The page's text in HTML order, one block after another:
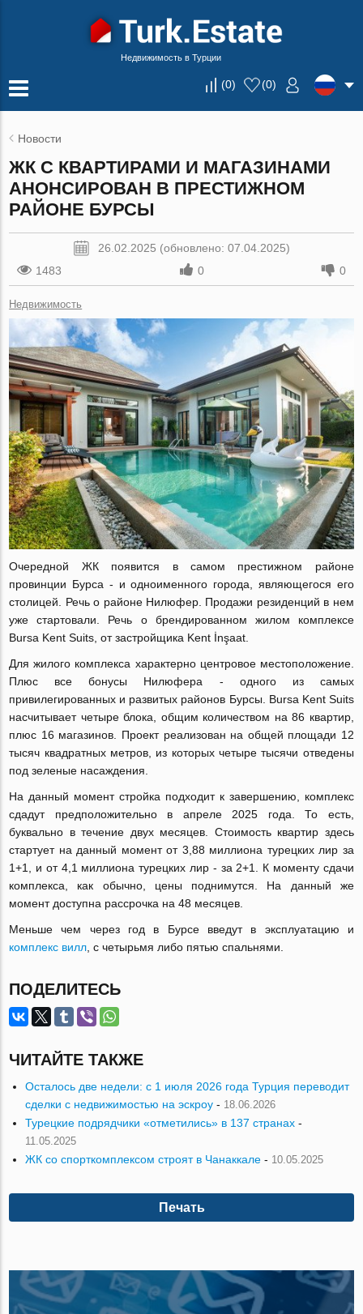
Недвижимость в Турции
(0) (0)
Новости
ЖК С КВАРТИРАМИ И МАГАЗИНАМИ
АНОНСИРОВАН В ПРЕСТИЖНОМ
РАЙОНЕ БУРСЫ
26.02.2025 (обновлено: 07.04.2025)
1483
0 0
Недвижимость
Очередной ЖК появится в самом престижном районе
провинции Бурса - и одноименного города, являющегося его
столицей. Речь о районе Нилюфер. Продажи резиденций в нем
уже стартовали. Речь о брендированном жилом комплексе
Bursa Kent Suits, от застройщика Kent İnşaat.
Для жилого комплекса характерно центровое местоположение.
Плюс все бонусы Нилюфера - одного из самых
привилегированных и развитых районов Бурсы. Bursa Kent Suits
насчитывает четыре блока, общим количеством на 86 квартир,
плюс 16 магазинов. Проект реализован на общей площади 12
тысяч квадратных метров, из которых четыре тысячи отведены
под зеленые насаждения.
На данный момент стройка подходит к завершению, комплекс
сдадут предположительно в апреле 2025 года. То есть,
буквально в течение двух месяцев. Стоимость квартир здесь
стартует на данный момент от 3,88 миллиона турецких лир за
1+1, и от 4,1 миллиона турецких лир - за 2+1. К моменту сдачи
комплекса, как обычно, цены поднимутся. На данный же
момент доступна рассрочка на 48 месяцев.
Меньше чем через год в Бурсе введут в эксплуатацию и
комплекс вилл , с четырьмя либо пятью спальнями.
ПОДЕЛИТЕСЬ
ЧИТАЙТЕ ТАКЖЕ
Осталось две недели: с 1 июля 2026 года Турция переводит
сделки с недвижимостью на эскроу - 18.06.2026
Турецкие подрядчики «отметились» в 137 странах -
11.05.2025
ЖК со спорткомплексом строят в Чанаккале - 10.05.2025
Печать